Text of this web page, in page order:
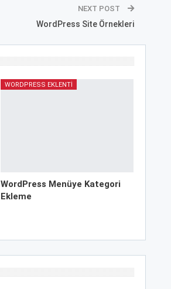
NEXT POST
WordPress Site Örnekleri
WORDPRESS EKLENTI
WordPress Menüye Kategori
Ekleme